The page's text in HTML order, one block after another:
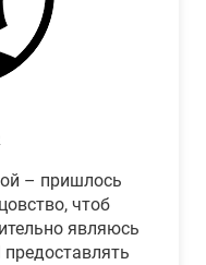
– пришлось
чтоб
являюсь